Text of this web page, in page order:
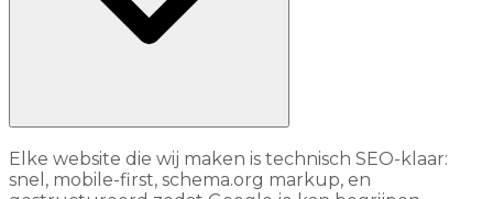
Elke website die wij maken is technisch SEO-klaar:
snel, mobile-first, schema.org markup, en